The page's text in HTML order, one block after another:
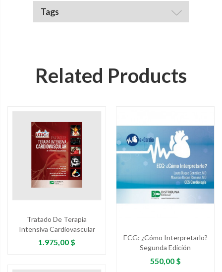
Tags
Related Products
Tratado De Terapia
Intensiva Cardiovascular
Precio
1.975,00 $
ECG: ¿Cómo Interpretarlo?
Segunda Edición
Precio
550,00 $